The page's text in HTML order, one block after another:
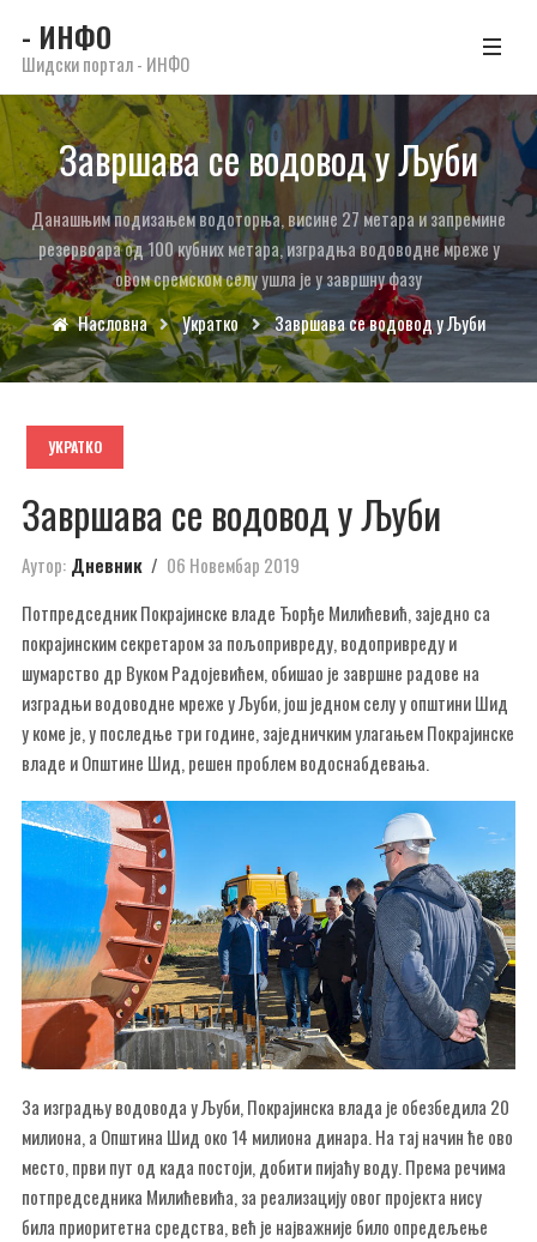
- ИНФО
Шидски портал - ИНФО
Завршава се водовод у Љуби
Данашњим подизањем водоторња, висине 27 метара и запремине
резервоара од 100 кубних метара, изградња водоводне мреже у
овом сремском селу ушла је у завршну фазу
Насловна
Укратко Завршава се водовод у Љуби
УКРАТКО
Завршава се водовод у Љуби
Аутор: Дневник
06 Новембар 2019
Потпредседник Покрајинске владе Ђорђе Милићевић, заједно са
покрајинским секретаром за пољопривреду, водопривреду и
шумарство др Вуком Радојевићем, обишао је завршне радове на
изградњи водоводне мреже у Љуби, још једном селу у општини Шид
у коме је, у последње три године, заједничким улагањем Покрајинске
владе и Општине Шид, решен проблем водоснабдевања.
За изградњу водовода у Љуби, Покрајинска влада је обезбедила 20
милиона, а Општина Шид око 14 милиона динара. На тај начин ће ово
место, први пут од када постоји, добити пијаћу воду. Према речима
потпредседника Милићевића, за реализацију овог пројекта нису
била приоритетна средства, већ је најважније било опредељење